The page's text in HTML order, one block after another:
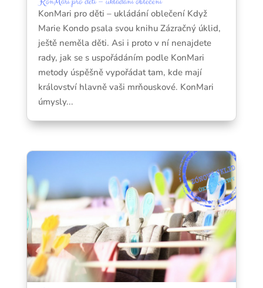
KonMari pro děti – ukládání oblečení Když
Marie Kondo psala svou knihu Zázračný úklid,
ještě neměla děti. Asi i proto v ní nenajdete
rady, jak se s uspořádáním podle KonMari
metody úspěšně vypořádat tam, kde mají
království hlavně vaši mrňouskové. KonMari
úmysly...